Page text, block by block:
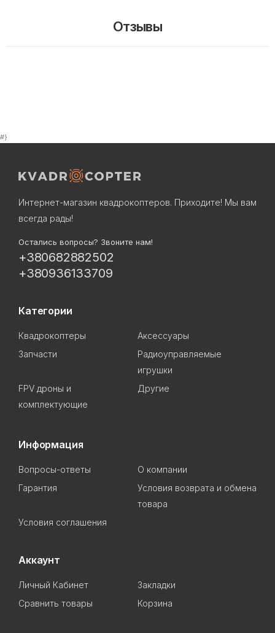
Отзывы
#}
Интернет-магазин квадрокоптеров. Приходите! Мы вам
всегда рады!
Остались вопросы? Звоните нам!
+380682882502
+380936133709
Категории
Квадрокоптеры
Аксессуары
Запчасти
Радиоуправляемые
игрушки
FPV дроны и
комплектующие
Другие
Информация
Вопросы-ответы
О компании
Гарантия
Условия возврата и обмена
товара
Условия соглашения
Аккаунт
Личный Кабинет
Закладки
Сравнить товары
Корзина